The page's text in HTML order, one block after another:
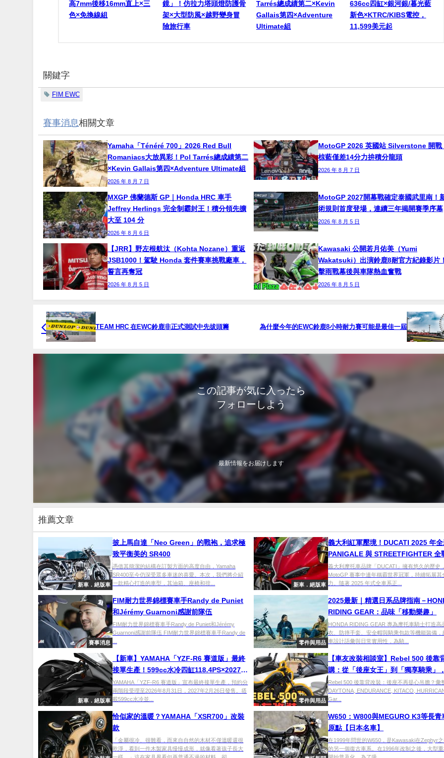
高7mm後移16mm直上×三
色×免換線組
鏡」！仿拉力塔頭燈防護骨
架×大型防風×越野變身冒
險旅行車
Tarrés總成績第二×Kevin
Gallais第四×Adventure
Ultimate組
636cc四缸×銀河銀/暮光藍
新色×KTRC/KIBS電控，
11,599美元起
關鍵字
FIM EWC
賽事消息相關文章
Yamaha「Ténéré 700」2026 Red Bull
Romaniacs大放異彩！Pol Tarrés總成績第二
×Kevin Gallais第四×Adventure Ultimate組
2026 年 8 月 7 日
MotoGP 2026 英國站 Silverstone 開戰
椋藍僅差14分力拚積分龍頭
2026 年 8 月 7 日
MXGP 佛蘭德斯 GP｜Honda HRC 車手
Jeffrey Herlings 完全制霸封王！積分領先擴
大至 104 分
2026 年 8 月 6 日
MotoGP 2027開幕戰確定泰國武里南！
術規則首度登場，連續三年揭開賽季序幕
2026 年 8 月 5 日
【JRR】野左根航汰（Kohta Nozane）重返
JSB1000！駕駛 Honda 套件賽車挑戰廠車，
誓言再奪冠
2026 年 8 月 5 日
Kawasaki 公開若月佑美（Yumi
Wakatsuki）出演鈴鹿8耐官方紀錄影片
擊雨戰幕後與車隊熱血奮戰
2026 年 8 月 5 日
TEAM HRC 在EWC鈴鹿非正式測試中先拔頭籌 為什麼今年的EWC鈴鹿8小時耐力賽可能是最佳一屆
この記事が気に入ったら
フォローしよう
最新情報をお届けします
推薦文章
新車．絕版車
披上馬自達「Neo Green」的戰袍，追求極
致平衡美的 SR400
憑借其簡潔的結構在訂製方面的高度自由，Yamaha
SR400至今仍深受眾多車迷的喜愛。本次，我們將介紹
一款精心打造的車型，其油箱、座椅和排...
新車．絕版車
義大利紅軍壓境！DUCATI 2025 年
PANIGALE 與 STREETFIGHTER 全
解
義大利摩托車品牌「DUCATI」擁有悠久的歷史
MotoGP 賽事中連年稱霸世界冠軍，持續拓展其
力。隨著 2025 年式全車系正...
賽事消息
FIM耐力世界錦標賽車手Randy de Puniet
和Jérémy Guarnoni感謝前隊伍
FIM耐力世界錦標賽車手Randy de Puniet和Jérémy
Guarnoni感謝前隊伍 FIM耐力世界錦標賽車手Randy de
...
零件與用品
2025最新｜精選日系品牌指南－
RIDING GEAR：品味「移動樂趣」
HONDA RIDING GEAR 專為摩托車騎士打造高
衣、防摔手套、安全帽與騎乘包款等機能裝備，
車設計語彙與日常實用性，為騎...
新車．絕版車
【新車】YAMAHA「YZF-R6 賽道版」最終
接單生產！599cc水冷四缸118.4PS×2027年
2月最後一批發售
YAMAHA「YZF-R6 賽道版」宣布最終接單生產，預約分
兩階段受理至2026年8月31日，2027年2月26日發售。搭
載599cc水冷並...
零件與用品
【車友改裝相談室】Rebel 500 後靠
購：從「後座女王」到「獨享騎乘」
與帥氣能否兼得？｜台日車友評價匯
Rebel 500 後靠背改裝：後座不再提心吊膽？彙
DAYTONA, ENDURANCE, KITACO,
Gar...
恰似家的溫暖？YAMAHA「XSR700」改裝
款
「金屬很冷、很難看，而來自自然的木材不僅溫暖還很
乾淨，看到一件木製家具慢慢成形，就像看著孩子長大
W650：W800與MEGURO K3等長青
原點【日本名車】
在1999年問世的W650，是Kawasaki在Zephyr
的另一個復古車系。在1996年改制之後，大型